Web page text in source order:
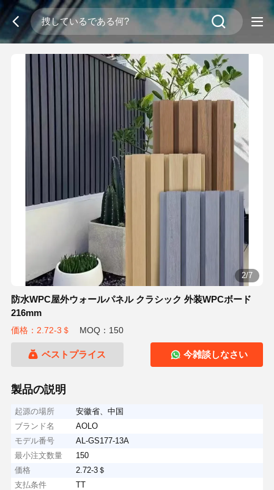
2/7
防水WPC屋外ウォールパネル クラシック 外装WPCボード
216mm
価格：2.72-3＄ MOQ：150
ベストプライス 今雑談しなさい
製品の説明
起源の場所
安徽省、中国
ブランド名
AOLO
モデル番号
AL-GS177-13A
最小注文数量
150
価格
2.72-3＄
支払条件
TT